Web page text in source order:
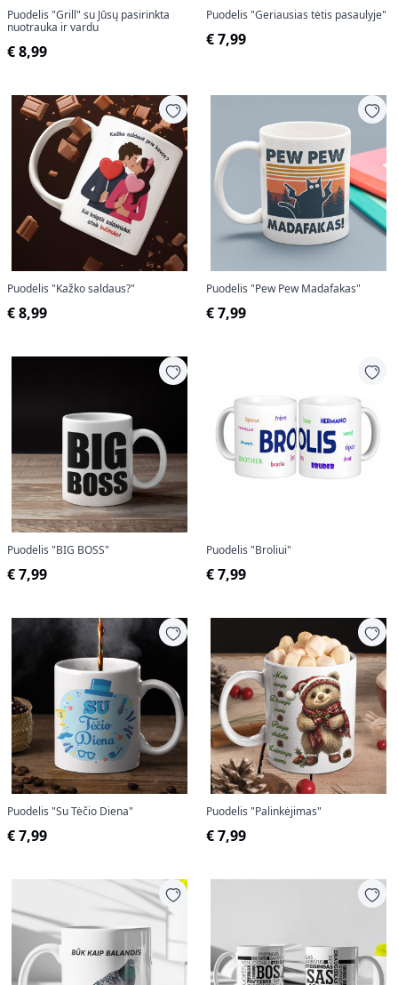
Puodelis "Grill" su Jūsų pasirinkta
nuotrauka ir vardu
€ 8,99
Puodelis "Geriausias tėtis pasaulyje"
€ 7,99
Puodelis "Kažko saldaus?"
€ 8,99
Puodelis "Pew Pew Madafakas"
€ 7,99
Puodelis "BIG BOSS"
€ 7,99
Puodelis "Broliui"
€ 7,99
Puodelis "Su Tėčio Diena"
€ 7,99
Puodelis "Palinkėjimas"
€ 7,99